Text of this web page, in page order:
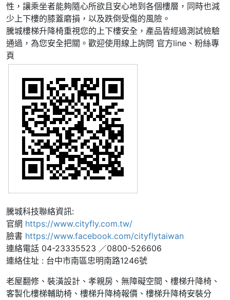
性，讓乘坐者能夠隨心所欲且安心地到各個樓層，同時也減
少上下樓的膝蓋磨損，以及跌倒受傷的風險。
騰城樓梯升降椅重視您的上下樓安全，產品皆經過測試檢驗
通過，為您安全把關。歡迎使用線上詢問 官方line、粉絲專
頁
騰城科技聯絡資訊:
官網 https://www.cityfly.com.tw/
臉書 https://www.facebook.com/cityflytaiwan
連絡電話 04-23335523 ／0800-526606
連絡住址 : 台中市南區忠明南路1246號
老屋翻修、裝潢設計、孝親房、無障礙空間、樓梯升降椅、
客製化樓梯輔助椅、樓梯升降椅報價、樓梯升降椅安裝分